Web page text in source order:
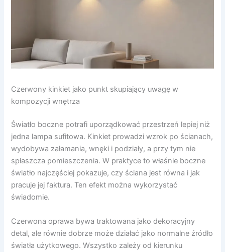
Czerwony kinkiet jako punkt skupiający uwagę w
kompozycji wnętrza
Światło boczne potrafi uporządkować przestrzeń lepiej niż
jedna lampa sufitowa. Kinkiet prowadzi wzrok po ścianach,
wydobywa załamania, wnęki i podziały, a przy tym nie
spłaszcza pomieszczenia. W praktyce to właśnie boczne
światło najczęściej pokazuje, czy ściana jest równa i jak
pracuje jej faktura. Ten efekt można wykorzystać
świadomie.
Czerwona oprawa bywa traktowana jako dekoracyjny
detal, ale równie dobrze może działać jako normalne źródło
światła użytkowego. Wszystko zależy od kierunku